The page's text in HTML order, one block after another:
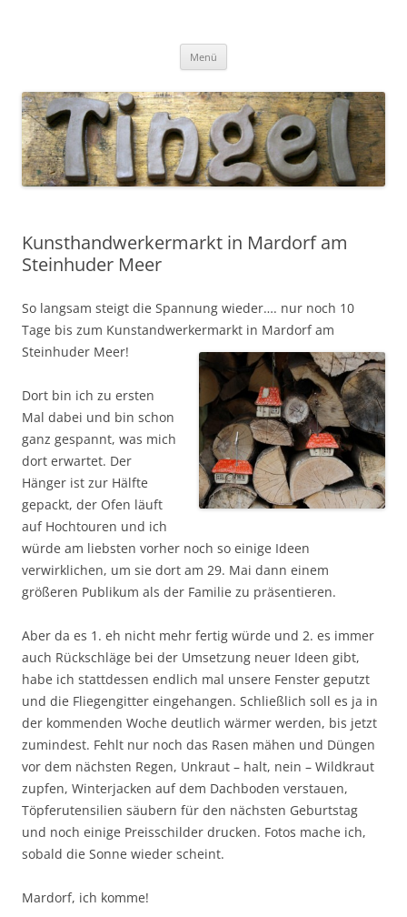
Menü
Kunsthandwerkermarkt in Mardorf am
Steinhuder Meer
So langsam steigt die Spannung wieder…. nur noch 10
Tage bis zum Kunstandwerkermarkt in Mardorf am
Steinhuder Meer!
Dort bin ich zu ersten
Mal dabei und bin schon
ganz gespannt, was mich
dort erwartet. Der
Hänger ist zur Hälfte
gepackt, der Ofen läuft
auf Hochtouren und ich
würde am liebsten vorher noch so einige Ideen
verwirklichen, um sie dort am 29. Mai dann einem
größeren Publikum als der Familie zu präsentieren.
Aber da es 1. eh nicht mehr fertig würde und 2. es immer
auch Rückschläge bei der Umsetzung neuer Ideen gibt,
habe ich stattdessen endlich mal unsere Fenster geputzt
und die Fliegengitter eingehangen. Schließlich soll es ja in
der kommenden Woche deutlich wärmer werden, bis jetzt
zumindest. Fehlt nur noch das Rasen mähen und Düngen
vor dem nächsten Regen, Unkraut – halt, nein – Wildkraut
zupfen, Winterjacken auf dem Dachboden verstauen,
Töpferutensilien säubern für den nächsten Geburtstag
und noch einige Preisschilder drucken. Fotos mache ich,
sobald die Sonne wieder scheint.
Mardorf, ich komme!